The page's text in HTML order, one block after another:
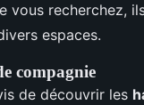
vous recherchez,
espaces.
compagnie
de découvrir les